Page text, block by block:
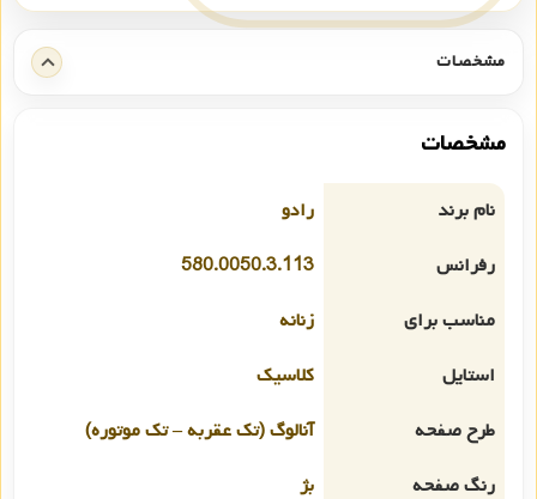
مشخصات
مشخصات
نام برند
رادو
رفرانس
580.0050.3.113
مناسب برای
زنانه
استایل
کلاسیک
طرح صفحه
آنالوگ (تک عقربه – تک موتوره)
رنگ صفحه
بژ